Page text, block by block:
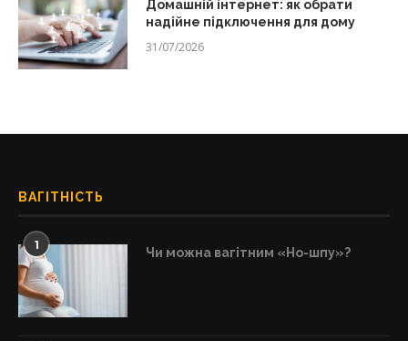
Домашній інтернет: як обрати
надійне підключення для дому
31/07/2026
ВАГІТНІСТЬ
1 Чи можна вагітним «Но-шпу»?